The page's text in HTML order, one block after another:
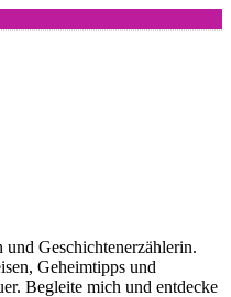
Geschichtenerzählerin.
Geheimtipps und
Begleite mich und entdecke